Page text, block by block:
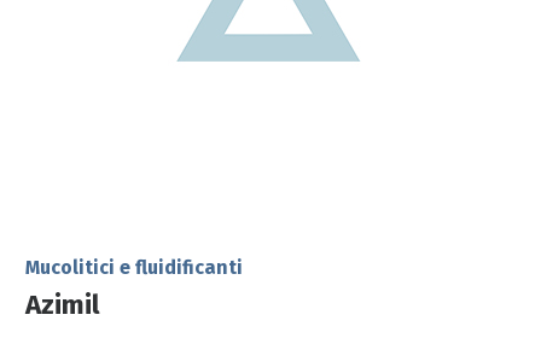
Mucolitici e fluidificanti
Azimil